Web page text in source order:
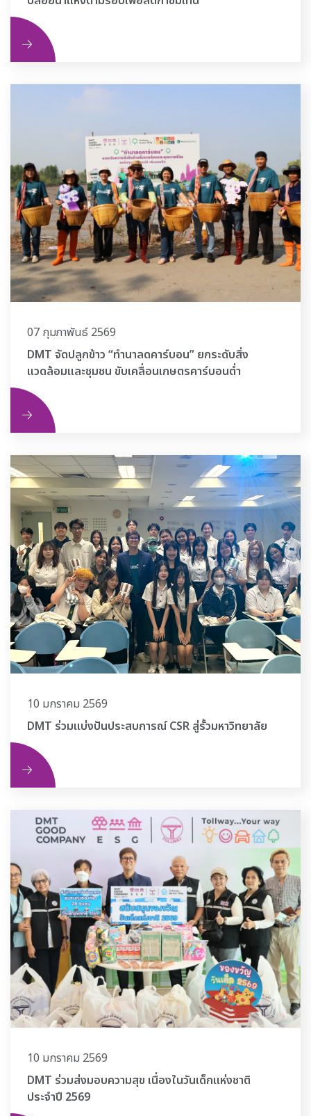
07 กุมภาพันธ์ 2569
DMT จัดปลูกข้าว “ทำนาลดคาร์บอน” ยกระดับสิ่ง
แวดล้อมและชุมชน ขับเคลื่อนเกษตรคาร์บอนต่ำ
10 มกราคม 2569
DMT ร่วมแบ่งปันประสบการณ์ CSR สู่รั้วมหาวิทยาลัย
10 มกราคม 2569
DMT ร่วมส่งมอบความสุข เนื่องในวันเด็กแห่งชาติ
ประจำปี 2569